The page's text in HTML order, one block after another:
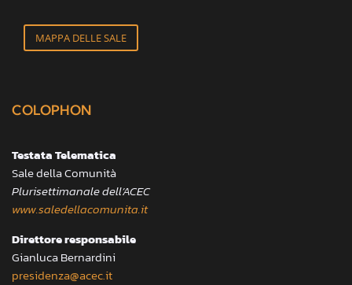
MAPPA DELLE SALE
COLOPHON
Testata Telematica
Sale della Comunità
Plurisettimanale dell’ACEC
www.saledellacomunita.it
Direttore responsabile
Gianluca Bernardini
presidenza@acec.it